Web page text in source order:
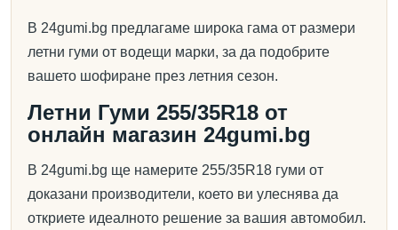
В 24gumi.bg предлагаме широка гама от размери
летни гуми от водещи марки, за да подобрите
вашето шофиране през летния сезон.
Летни Гуми 255/35R18 от
онлайн магазин 24gumi.bg
В 24gumi.bg ще намерите 255/35R18 гуми от
доказани производители, което ви улеснява да
откриете идеалното решение за вашия автомобил.